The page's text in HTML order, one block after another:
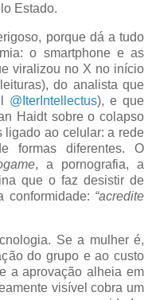
Estado.
porque dá a tudo
o smartphone e as
viralizou no X no início
do analista que
@IterIntellectus), e que
Haidt sobre o colapso
ligado ao celular: a rede
formas diferentes. O
, a pornografia, a
que o faz desistir de
conformidade: “acredite
Se a mulher é,
do grupo e ao custo
a aprovação alheia em
visível cobra um